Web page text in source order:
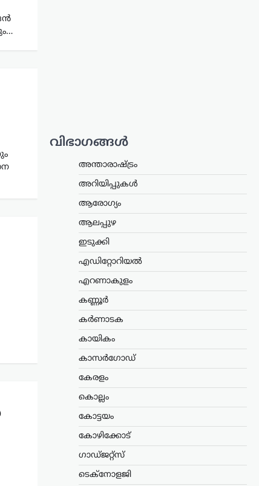
വിഭാഗങ്ങൾ
അന്താരാഷ്ട്രം
അറിയിപ്പുകൾ
ആരോഗ്യം
ആലപ്പുഴ
ഇടുക്കി
എഡിറ്റോറിയൽ
എറണാകുളം
കണ്ണൂർ
കർണാടക
കായികം
കാസർഗോഡ്
കേരളം
കൊല്ലം
കോട്ടയം
കോഴിക്കോട്
ഗാഡ്ജറ്റ്സ്
ടെക്നോളജി